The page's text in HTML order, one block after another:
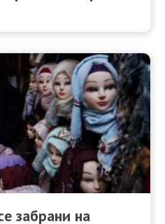
забрани на